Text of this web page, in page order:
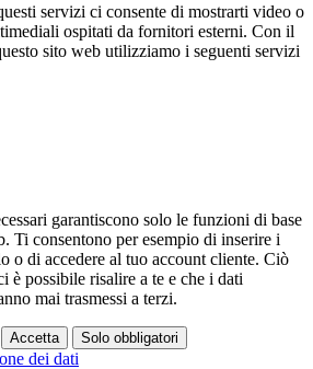
servizi ci consente di mostrarti video o
ospitati da fornitori esterni. Con il
sito web utilizziamo i seguenti servizi
garantiscono solo le funzioni di base
Ti consentono per esempio di inserire i
o di accedere al tuo account cliente. Ciò
è possibile risalire a te e che i dati
mai trasmessi a terzi.
Accetta Solo obbligatori
dei dati